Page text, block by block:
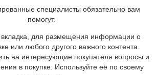
специалисты обязательно вам
помогут.
вкладка, для размещения информации о
или любого другого важного контента.
на интересующие покупателя вопросы и
в покупке. Используйте её по своему